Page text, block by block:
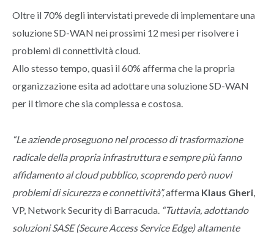
Oltre il 70% degli intervistati prevede di implementare una
soluzione SD-WAN nei prossimi 12 mesi per risolvere i
problemi di connettività cloud.
Allo stesso tempo, quasi il 60% afferma che la propria
organizzazione esita ad adottare una soluzione SD-WAN
per il timore che sia complessa e costosa.
“Le aziende proseguono nel processo di trasformazione
radicale della propria infrastruttura e sempre più fanno
affidamento al cloud pubblico, scoprendo però nuovi
problemi di sicurezza e connettività”,afferma Klaus Gheri,
VP, Network Security di Barracuda. “Tuttavia, adottando
soluzioni SASE (Secure Access Service Edge) altamente